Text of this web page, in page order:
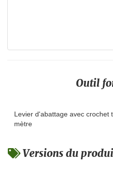
Outil
Levier d'abattage avec crochet
mètre
Versions du